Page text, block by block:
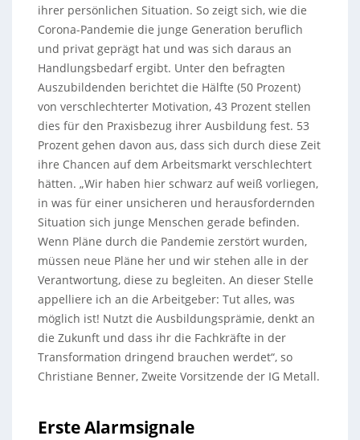
ihrer persönlichen Situation. So zeigt sich, wie die
Corona-Pandemie die junge Generation beruflich
und privat geprägt hat und was sich daraus an
Handlungsbedarf ergibt. Unter den befragten
Auszubildenden berichtet die Hälfte (50 Prozent)
von verschlechterter Motivation, 43 Prozent stellen
dies für den Praxisbezug ihrer Ausbildung fest. 53
Prozent gehen davon aus, dass sich durch diese Zeit
ihre Chancen auf dem Arbeitsmarkt verschlechtert
hätten. „Wir haben hier schwarz auf weiß vorliegen,
in was für einer unsicheren und herausfordernden
Situation sich junge Menschen gerade befinden.
Wenn Pläne durch die Pandemie zerstört wurden,
müssen neue Pläne her und wir stehen alle in der
Verantwortung, diese zu begleiten. An dieser Stelle
appelliere ich an die Arbeitgeber: Tut alles, was
möglich ist! Nutzt die Ausbildungsprämie, denkt an
die Zukunft und dass ihr die Fachkräfte in der
Transformation dringend brauchen werdet“, so
Christiane Benner, Zweite Vorsitzende der IG Metall.
Erste Alarmsignale